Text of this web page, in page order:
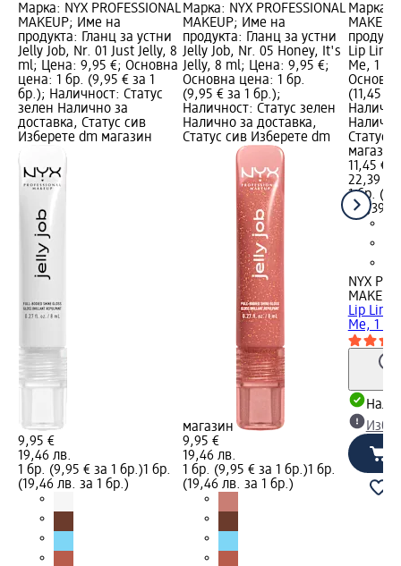
Марка: NYX PROFESSIONAL
MAKEUP; Име на
продукта: Гланц за устни
Jelly Job, Nr. 01 Just Jelly, 8
ml; Цена: 9,95 €; Основна
цена: 1 бр. (9,95 € за 1
бр.); Наличност: Статус
зелен Налично за
доставка, Статус сив
Изберете dm магазин
9,95 €
19,46 лв.
1 бр. (9,95 € за 1 бр.)1 бр.
(19,46 лв. за 1 бр.)
Марка: NYX PROFESSIONAL
MAKEUP; Име на
продукта: Гланц за устни
Jelly Job, Nr. 05 Honey, It's
Jelly, 8 ml; Цена: 9,95 €;
Основна цена: 1 бр.
(9,95 € за 1 бр.);
Наличност: Статус зелен
Налично за доставка,
Статус сив Изберете dm
магазин
9,95 €
19,46 лв.
1 бр. (9,95 € за 1 бр.)1 бр.
(19,46 лв. за 1 бр.)
Марка:
Lip
Me, 1
(11,45 €
Статус
магазин
11,45 €
22,39
1 бр.
(22,39
NYX
MAKEUP
Lip
Me, 1 бр